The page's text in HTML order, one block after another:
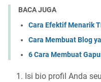
BACA JUGA
Cara Efektif Menarik
Cara Membuat Blog
6 Cara Membuat
Isi bio profil Anda